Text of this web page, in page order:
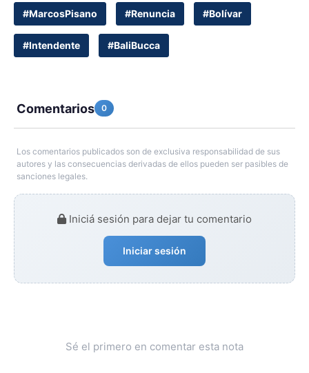
#MarcosPisano #Renuncia #Bolívar
#Intendente #BaliBucca
Comentarios 0
Los comentarios publicados son de exclusiva responsabilidad de sus
autores y las consecuencias derivadas de ellos pueden ser pasibles de
sanciones legales.
Iniciá sesión para dejar tu comentario
Iniciar sesión
Sé el primero en comentar esta nota